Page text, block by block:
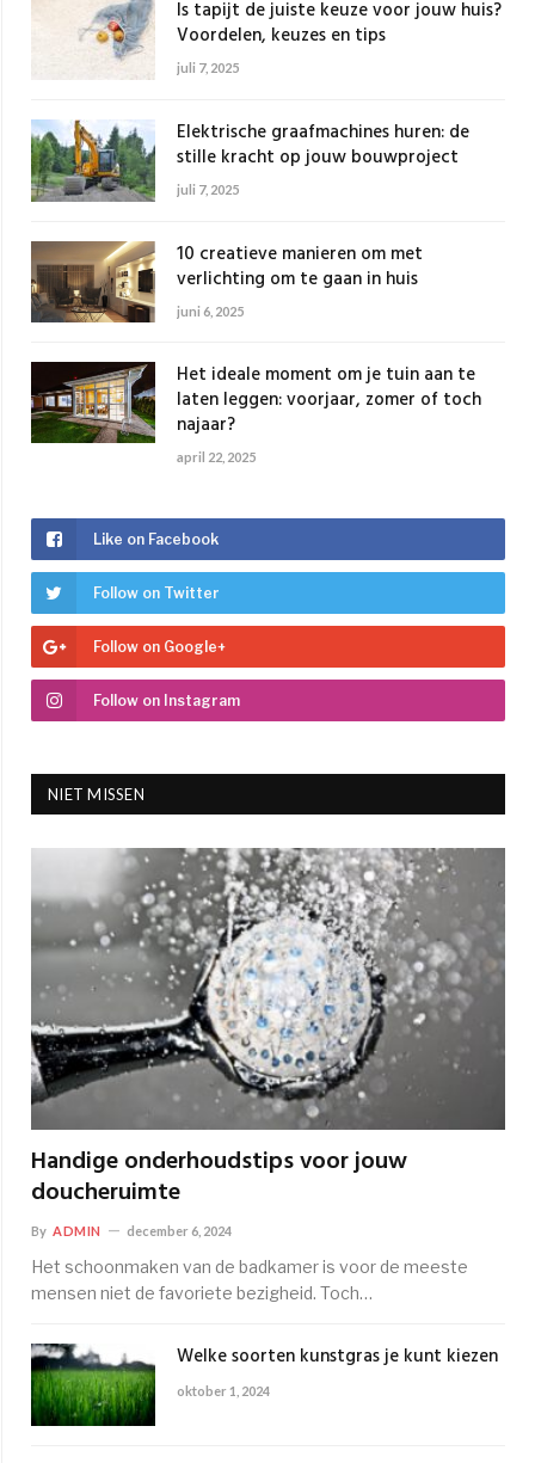
Is tapijt de juiste keuze voor jouw huis?
Voordelen, keuzes en tips
juli 7, 2025
Elektrische graafmachines huren: de
stille kracht op jouw bouwproject
juli 7, 2025
10 creatieve manieren om met
verlichting om te gaan in huis
juni 6, 2025
Het ideale moment om je tuin aan te
laten leggen: voorjaar, zomer of toch
najaar?
april 22, 2025
Like on Facebook
Follow on Twitter
Follow on Google+
Follow on Instagram
NIET MISSEN
Handige onderhoudstips voor jouw
doucheruimte
By ADMIN december 6, 2024
Het schoonmaken van de badkamer is voor de meeste
mensen niet de favoriete bezigheid. Toch…
Welke soorten kunstgras je kunt kiezen
oktober 1, 2024